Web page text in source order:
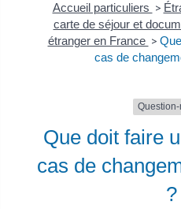
Accueil particuliers >
carte de séjour et
étranger en France >
cas de
Que doit faire
cas de
?